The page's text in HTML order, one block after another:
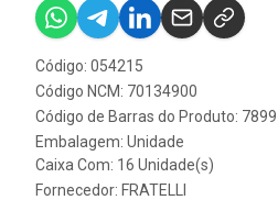
Código: 054215
Código NCM: 70134900
Código de Barras do Produto:
Embalagem: Unidade
Caixa Com: 16 Unidade(s)
Fornecedor: FRATELLI